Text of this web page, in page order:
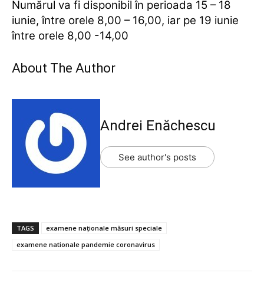
Numărul va fi disponibil în perioada 15 – 18
iunie, între orele 8,00 – 16,00, iar pe 19 iunie
între orele 8,00 -14,00
About The Author
Andrei Enăchescu
See author's posts
TAGS
examene naționale măsuri speciale
examene nationale pandemie coronavirus